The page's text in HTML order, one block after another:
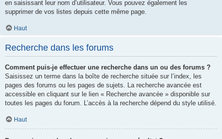
en saisissant leur nom d’utilisateur. Vous pouvez également les
supprimer de vos listes depuis cette même page.
Haut
Recherche dans les forums
Comment puis-je effectuer une recherche dans un ou des forums ?
Saisissez un terme dans la boîte de recherche située sur l’index, les
pages des forums ou les pages de sujets. La recherche avancée est
accessible en cliquant sur le lien « Recherche avancée » disponible sur
toutes les pages du forum. L’accès à la recherche dépend du style utilisé.
Haut